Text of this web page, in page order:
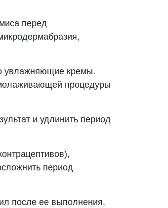
перед
увлажняющие кремы.
процедуры
и удлинить период
период
после ее выполнения.